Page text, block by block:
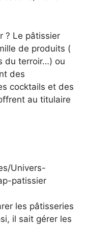
? Le pâtissier
de produits (
du terroir…) ou
des
cocktails et des
au titulaire
Univers-
patissier
les pâtisseries
il sait gérer les